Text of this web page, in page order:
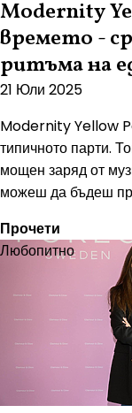
Modernity
времето -
ритъма на
21 Юли 2025
Modernity Yellow
типичното парти.
мощен заряд от
можеш да бъдеш
Прочети
Любопитно